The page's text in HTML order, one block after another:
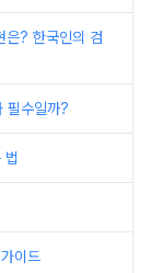
? 한국인의 검
필수일까?
법
이드